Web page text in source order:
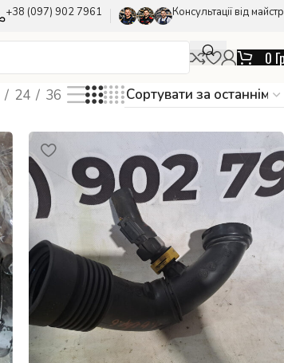
+38 (097) 902 7961 Консультації від
0
24 36